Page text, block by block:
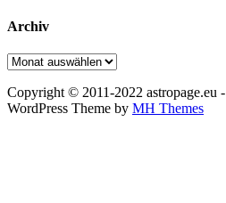
Archiv
Archiv
Copyright © 2011-2022 astropage.eu -
WordPress Theme by MH Themes